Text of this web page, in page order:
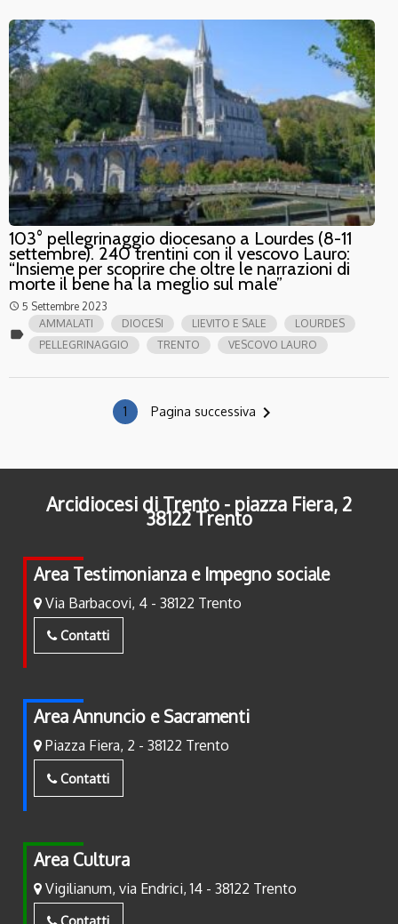
103° pellegrinaggio diocesano a Lourdes (8-11
settembre). 240 trentini con il vescovo Lauro:
“Insieme per scoprire che oltre le narrazioni di
morte il bene ha la meglio sul male”
access_time 5 Settembre 2023
label
AMMALATI DIOCESI LIEVITO E SALE
LOURDES
PELLEGRINAGGIO
TRENTO VESCOVO LAURO
1 Pagina successiva navigate_next
Arcidiocesi di Trento - piazza Fiera, 2
38122 Trento
Area Testimonianza e Impegno sociale
Via Barbacovi, 4 - 38122 Trento
Contatti
Area Annuncio e Sacramenti
Piazza Fiera, 2 - 38122 Trento
Contatti
Area Cultura
Vigilianum, via Endrici, 14 - 38122 Trento
Contatti